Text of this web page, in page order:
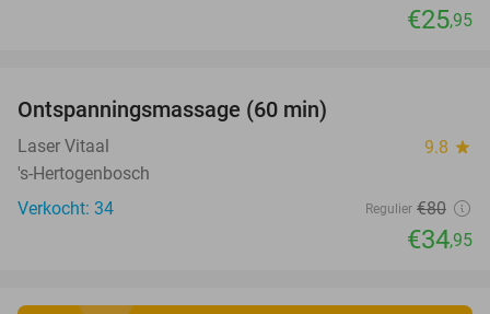
€25,95
Ontspanningsmassage (60 min)
Laser Vitaal 9.8 star
's-Hertogenbosch
Verkocht: 34
Regulier €80
€34,95